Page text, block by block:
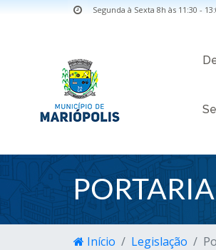
Segunda à Sexta 8h às 11:30 -
Início Legislação